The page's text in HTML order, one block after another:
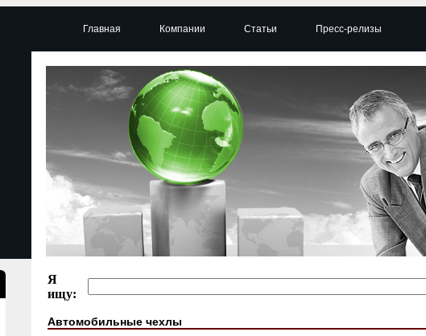
Главная Компании Статьи Пресс-релизы
Я
ищу:
Автомобильные чехлы